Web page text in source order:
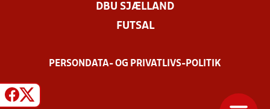
DBU SJÆLLAND
FUTSAL
PERSONDATA- OG PRIVATLIVS-POLITIK